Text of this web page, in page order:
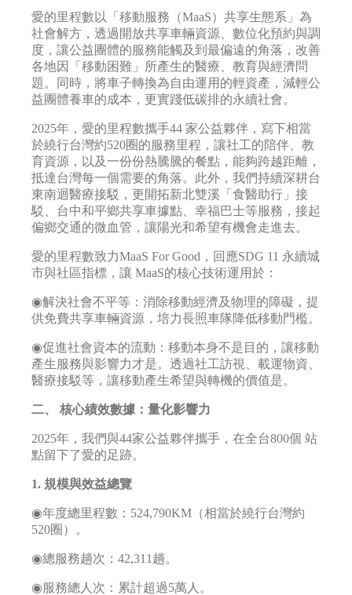
愛的里程數以「移動服務（MaaS）共享生態系」為
社會解方，透過開放共享車輛資源、數位化預約與調
度，讓公益團體的服務能觸及到最偏遠的角落，改善
各地因「移動困難」所產生的醫療、教育與經濟問
題。同時，將車子轉換為自由運用的輕資產，減輕公
益團體養車的成本，更實踐低碳排的永續社會。
2025年，愛的里程數攜手44 家公益夥伴，寫下相當
於繞行台灣約520圈的服務里程，讓社工的陪伴、教
育資源，以及一份份熱騰騰的餐點，能夠跨越距離，
抵達台灣每一個需要的角落。此外，我們持續深耕台
東南迴醫療接駁，更開拓新北雙溪「食醫助行」接
駁、台中和平鄉共享車據點、幸福巴士等服務，接起
偏鄉交通的微血管，讓陽光和希望有機會走進去。
愛的里程數致力MaaS For Good，回應SDG 11 永續城
市與社區指標，讓 MaaS的核心技術運用於：
◉解決社會不平等：消除移動經濟及物理的障礙，提
供免費共享車輛資源，培力長照車隊降低移動門檻。
◉促進社會資本的流動：移動本身不是目的，讓移動
產生服務與影響力才是。透過社工訪視、載運物資、
醫療接駁等，讓移動產生希望與轉機的價值是。
二、 核心績效數據：量化影響力
2025年，我們與44家公益夥伴攜手，在全台800個 站
點留下了愛的足跡。
1. 規模與效益總覽
◉年度總里程數：524,790KM（相當於繞行台灣約
520圈）。
◉總服務趟次：42,311趟。
◉服務總人次：累計超過5萬人。